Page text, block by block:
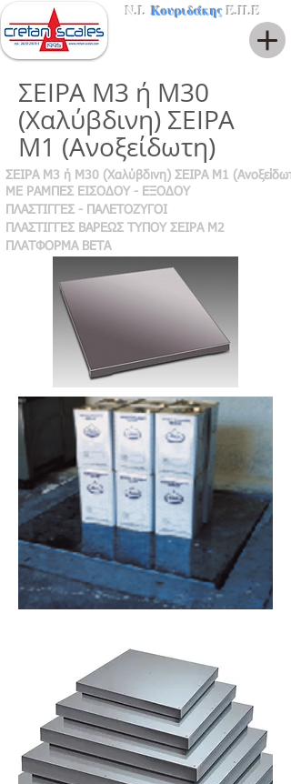
Ν.Ι.ΚουριδάκηςΕ.Π.Ε
ΣΕΙΡΑ Μ3 ή Μ30
(Χαλύβδινη) ΣΕΙΡΑ
Μ1 (Ανοξείδωτη)
ΣΕΙΡΑ Μ3 ή Μ30 (Χαλύβδινη) ΣΕΙΡΑ Μ1
MΕ ΡΑΜΠΕΣ ΕΙΣΟΔΟΥ - ΕΞΟΔΟΥ
ΠΛΑΣΤΙΓΓΕΣ - ΠΑΛΕΤΟΖΥΓΟΙ
ΠΛΑΣΤΙΓΓΕΣ ΒΑΡΕΩΣ ΤΥΠΟΥ ΣΕΙΡΑ Μ2
ΠΛΑΤΦΟΡΜΑ ΒΕΤΑ